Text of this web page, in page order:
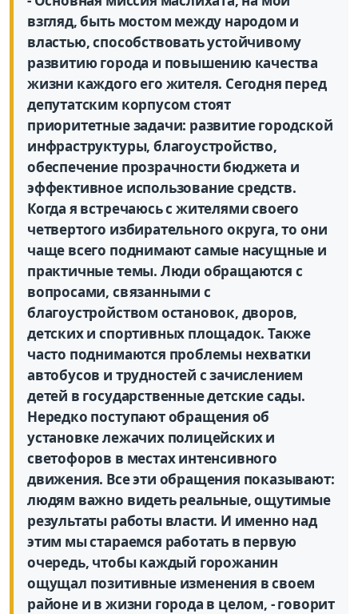
взгляд, быть мостом между народом и
властью, способствовать устойчивому
развитию города и повышению качества
жизни каждого его жителя. Сегодня перед
депутатским корпусом стоят
приоритетные задачи: развитие городской
инфраструктуры, благоустройство,
обеспечение прозрачности бюджета и
эффективное использование средств.
Когда я встречаюсь с жителями своего
четвертого избирательного округа, то они
чаще всего поднимают самые насущные и
практичные темы. Люди обращаются с
вопросами, связанными с
благоустройством остановок, дворов,
детских и спортивных площадок. Также
часто поднимаются проблемы нехватки
автобусов и трудностей с зачислением
детей в государственные детские сады.
Нередко поступают обращения об
установке лежачих полицейских и
светофоров в местах интенсивного
движения. Все эти обращения показывают:
людям важно видеть реальные, ощутимые
результаты работы власти. И именно над
этим мы стараемся работать в первую
очередь, чтобы каждый горожанин
ощущал позитивные изменения в своем
районе и в жизни города в целом, - говорит